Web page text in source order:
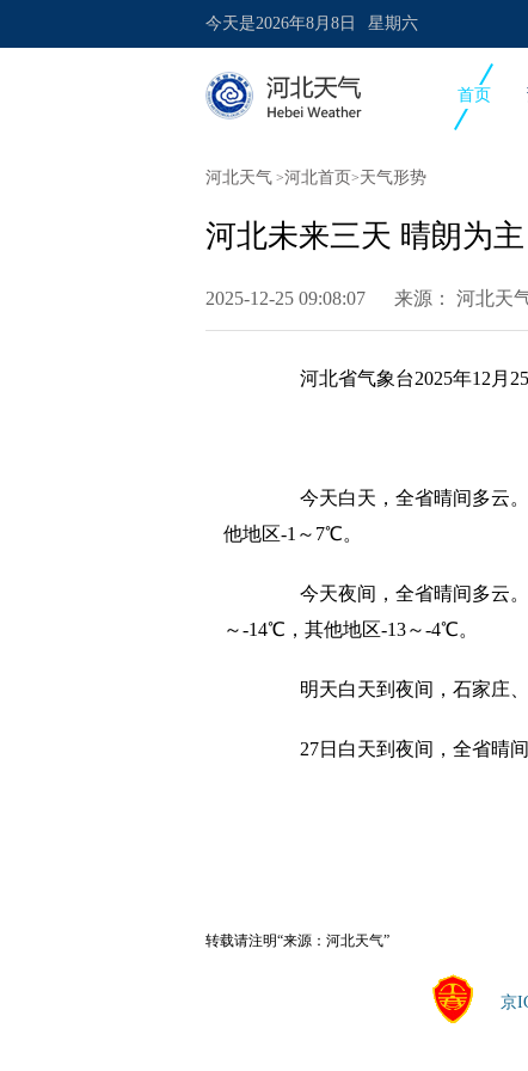
今天是2026年8月8日 星期六
首页
河北天气 >河北首页 >天气形势
河北未来三天 晴朗为主
2025-12-25 09:08:07 来源： 河北天
河北省气象台2025年12月25
今天白天，全省晴间多云。
他地区-1～7℃。
今天夜间，全省晴间多云。
～-14℃，其他地区-13～-4℃。
明天白天到夜间，石家庄、
27日白天到夜间，全省晴间
转载请注明“来源：河北天气”
京